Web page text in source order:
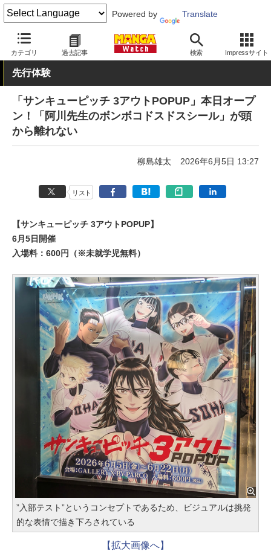
Powered by Translate
カテゴリ 過去記事 検索 Impressサイト
MANGA Watch イベント
先行体験
「サンキューピッチ 3アウトPOPUP」本日オープ
ン！「阿川先生のボンボコドスドスシール」が頭
から離れない
柳島雄太 2026年6月5日 13:27
リスト
【サンキューピッチ 3アウトPOPUP】
6月5日開催
入場料：600円（※未就学児無料）
”入部テスト”というコンセプトであるため、ビジュアルは挑発
的な表情で描き下ろされている
【拡大画像へ】